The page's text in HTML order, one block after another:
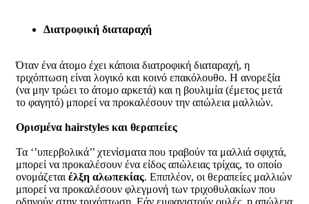
Διατροφική διαταραχή
Όταν ένα άτομο έχει κάποια διατροφική διαταραχή, η
τριχόπτωση είναι λογικό και κοινό επακόλουθο. Η ανορεξία
(να μην τρώει το άτομο αρκετά) και η βουλιμία (έμετος μετά
το φαγητό) μπορεί να προκαλέσουν την απώλεια μαλλιών.
Ορισμένα hairstyles και θεραπείες
Τα ‘’υπερβολικά’’ χτενίσματα που τραβούν τα μαλλιά σφιχτά,
μπορεί να προκαλέσουν ένα είδος απώλειας τρίχας, το οποίο
ονομάζεται έλξη αλωπεκίας. Επιπλέον, οι θεραπείες μαλλιών
μπορεί να προκαλέσουν φλεγμονή των τριχοθυλακίων που
οδηγούν στην τριχόπτωση. Εάν εμφανιστούν ουλές, η απώλεια